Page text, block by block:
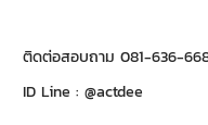
ติดต่อสอบถาม 081-636-
ID Line : @actdee